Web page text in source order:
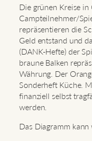
Die grünen Kreise
Campteilnehmer/
repräsentieren die
Geld entstand und
(DANK-Hefte) der
braune Balken
Währung. Der
Sonderheft Küche.
finanziell selbst
werden.
Das Diagramm kann